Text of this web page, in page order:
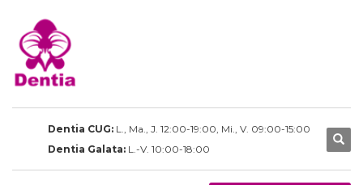
Dentia CUG: L., Ma., J. 12:00-19:00, Mi., V. 09:00-15:00
Dentia Galata: L.-V. 10:00-18:00